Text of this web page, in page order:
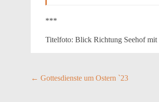
***
Titelfoto: Blick Richtung Seehof
Post
← Gottesdienste um Ostern `23